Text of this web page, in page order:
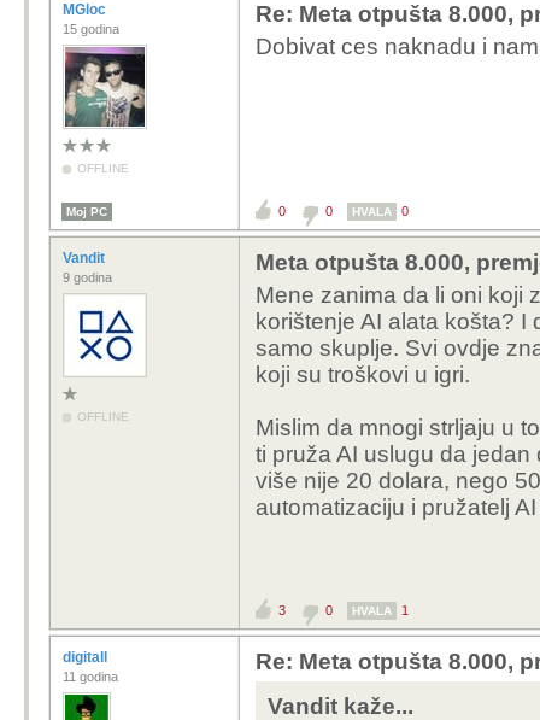
MGloc
15 godina
OFFLINE
Re: Meta otpušta 8.000,
Dobivat ces naknadu i
Moj PC 0 0 HVALA 0
Vandit
9 godina
OFFLINE
Meta otpušta 8.000,
Mene zanima da li oni koji
korištenje AI alata košta?
samo skuplje. Svi ovdje
koji su troškovi u igri.
Mislim da mnogi strljaju u
ti pruža AI uslugu da
više nije 20 dolara, nego
automatizaciju i pružatelj
3 0 HVALA 1
digitall
11 godina
Re: Meta otpušta 8.000,
Vandit kaže...